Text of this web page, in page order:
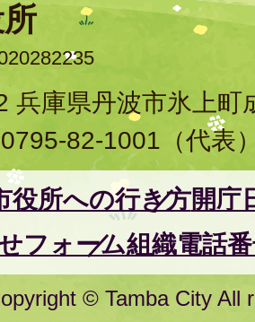
兵庫県丹波市氷上町
0795-82-1001 （代表
役所への行き方開庁
フォーム組織電話
© Tamba City All